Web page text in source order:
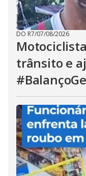
DO R7/07/08/2026
trânsito e